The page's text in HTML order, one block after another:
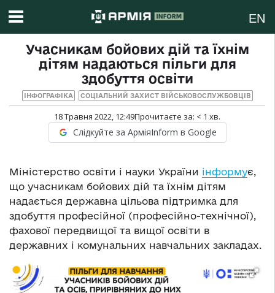
EN
Учасникам бойових дій та їхнім
дітям надаються пільги для
здобуття освіти
ІНФОГРАФІКА СОЦІАЛЬНИЙ ЗАХИСТ ВІЙСЬКОВОСЛУЖБОВЦІВ
18 Травня 2022, 12:49Прочитаєте за: < 1 хв.
Слідкуйте за АрміяInform в Google
Міністерство освіти і науки України інформує,
що учасникам бойових дій та їхнім дітям
надається державна цільова підтримка для
здобуття професійної (професійно-технічної),
фахової передвищої та вищої освіти в
державних і комунальних навчальних закладах.